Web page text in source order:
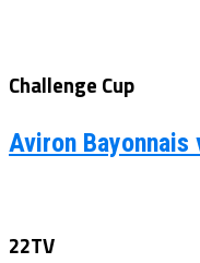
Challenge Cup
Aviron
22TV